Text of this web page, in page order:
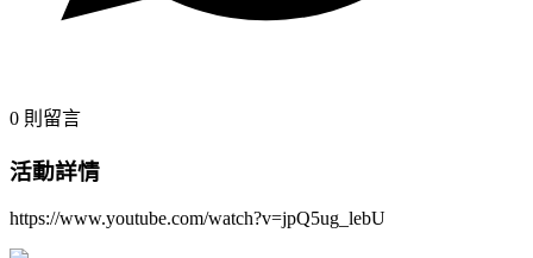
0 則留言
活動詳情
https://www.youtube.com/watch?v=jpQ5ug_lebU